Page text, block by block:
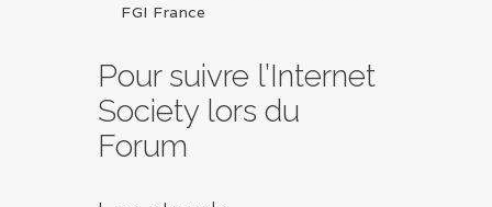
FGI France
Pour suivre l’Internet
Society lors du
Forum